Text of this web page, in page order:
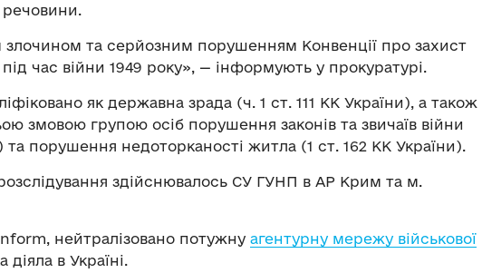
речовини.
злочином та серйозним порушенням Конвенції про захист
час війни 1949 року», — інформують у прокуратурі.
як державна зрада (ч. 1 ст. 111 КК України), а також
змовою групою осіб порушення законів та звичаїв війни
та порушення недоторканості житла (1 ст. 162 КК України).
здійснювалось СУ ГУНП в АР Крим та м.
нейтралізовано потужну агентурну мережу військової
діяла в Україні.